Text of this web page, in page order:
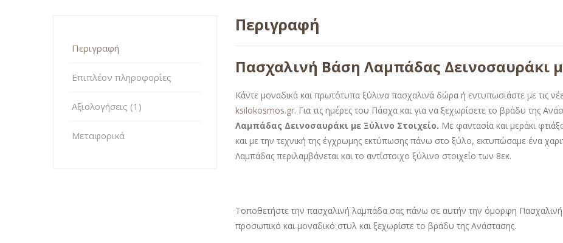
Περιγραφή
Επιπλέον πληροφορίες
Αξιολογήσεις (1)
Μεταφορικά
Περιγραφή
Πασχαλινή Βάση Λαμπάδας Δεινοσαυράκι
Κάντε μοναδικά και πρωτότυπα ξύλινα πασχαλινά δώρα ή εντυπωσιάστε με τις
ksilokosmos.gr. Για τις ημέρες του Πάσχα και για να ξεχωρίσετε το βράδυ της
Λαμπάδας Δεινοσαυράκι με Ξύλινο Στοιχείο. Με φαντασία και μεράκι
και με την τεχνική της έγχρωμης εκτύπωσης πάνω στο ξύλο, εκτυπώσαμε ένα
Λαμπάδας περιλαμβάνεται και το αντίστοιχο ξύλινο στοιχείο των 8εκ.
Τοποθετήστε την πασχαλινή λαμπάδα σας πάνω σε αυτήν την όμορφη
προσωπικό και μοναδικό στυλ και ξεχωρίστε το βράδυ της Ανάστασης.